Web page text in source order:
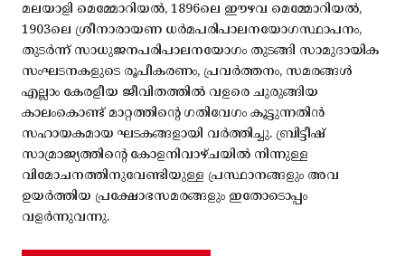
മലയാളി മെമ്മോറിയൽ, 1896ലെ ഈഴവ മെമ്മോറിയൽ,
1903ലെ ശ്രീനാരായണ ധർമപരിപാലനയോഗസ്ഥാപനം,
തുടർന്ന് സാധുജനപരിപാലനയോഗം തുടങ്ങി സാമുദായിക
സംഘടനകളുടെ രൂപീകരണം, പ്രവർത്തനം, സമരങ്ങൾ
എല്ലാം കേരളീയ ജീവിതത്തിൽ വളരെ ചുരുങ്ങിയ
കാലംകൊണ്ട് മാറ്റത്തിന്റെ ഗതിവേഗം കൂട്ടുന്നതിൻ
സഹായകമായ ഘടകങ്ങളായി വർത്തിച്ചു. ബ്രിട്ടീഷ്
സാമ്രാജ്യത്തിന്റെ കോളനിവാഴ്ചയിൽ നിന്നുള്ള
വിമോചനത്തിനുവേണ്ടിയുള്ള പ്രസ്ഥാനങ്ങളും അവ
ഉയർത്തിയ പ്രക്ഷോഭസമരങ്ങളും ഇതോടൊപ്പം
വളർന്നുവന്നു.